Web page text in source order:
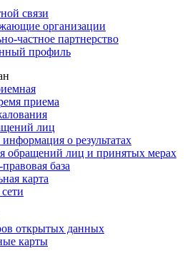
связи
организации
частное партнерство
профиль
приема
лиц
о результатах
обращений лиц и принятых мерах
база
карта
открытых данных
карты